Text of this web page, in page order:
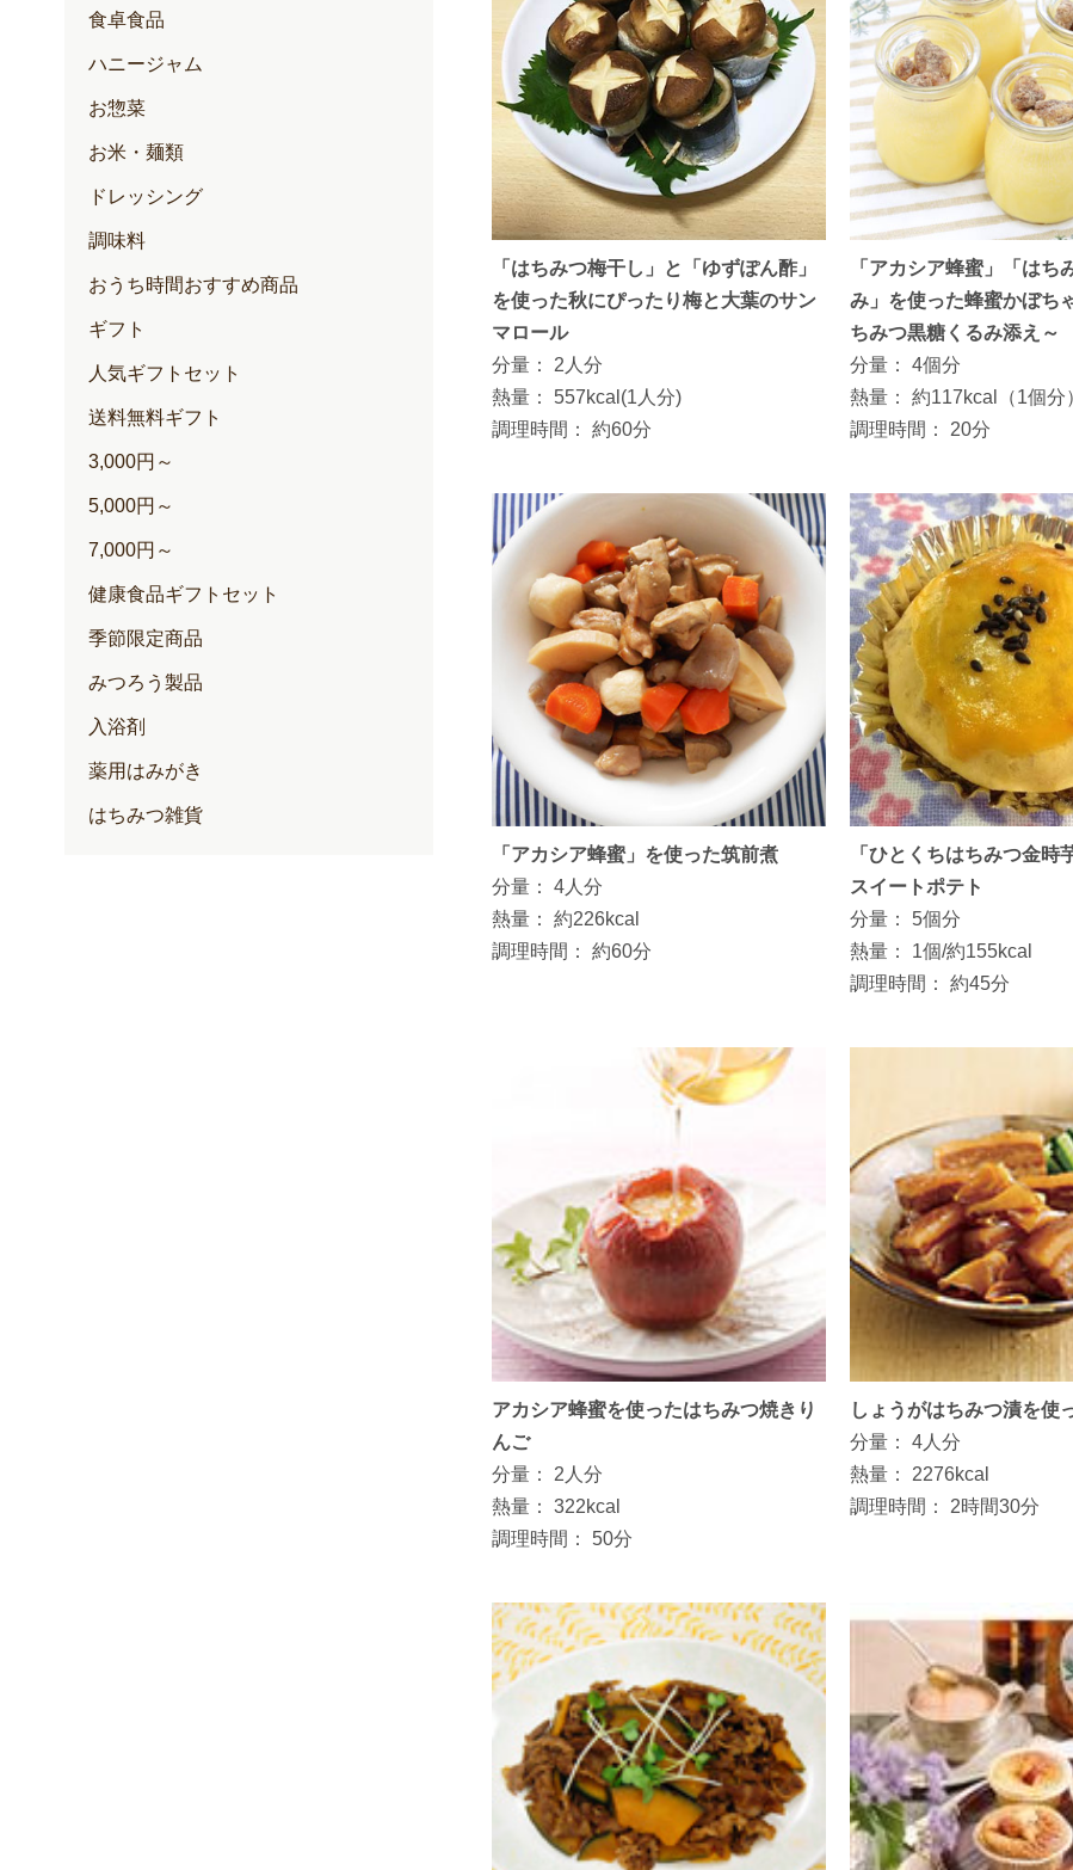
「はちみつ梅干し」と「ゆずぽん酢」
を使った秋にぴったり梅と大葉のサン
マロール
分量：
2人分
熱量：
557kcal(1人分)
調理時間：
約60分
「アカシア蜂蜜」「はち
み」を使った蜂蜜かぼち
ちみつ黒糖くるみ添え～
分量：
4個分
熱量：
約117kcal（1個分
調理時間：
20分
「アカシア蜂蜜」を使った筑前煮
分量：
4人分
熱量：
約226kcal
調理時間：
約60分
「ひとくちはちみつ金時
スイートポテト
分量：
5個分
熱量：
1個/約155kcal
調理時間：
約45分
アカシア蜂蜜を使ったはちみつ焼きり
んご
分量：
2人分
熱量：
322kcal
調理時間：
50分
しょうがはちみつ漬を使
分量：
4人分
熱量：
2276kcal
調理時間：
2時間30分
食卓食品
ハニージャム
お惣菜
お米・麺類
ドレッシング
調味料
おうち時間おすすめ商品
ギフト
人気ギフトセット
送料無料ギフト
3,000円～
5,000円～
7,000円～
健康食品ギフトセット
季節限定商品
みつろう製品
入浴剤
薬用はみがき
はちみつ雑貨